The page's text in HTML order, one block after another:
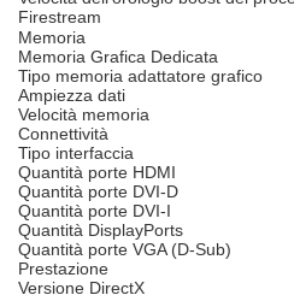
Firestream
Memoria
Memoria Grafica Dedicata
Tipo memoria adattatore grafico
Ampiezza dati
Velocità memoria
Connettività
Tipo interfaccia
Quantità porte HDMI
Quantità porte DVI-D
Quantità porte DVI-I
Quantità DisplayPorts
Quantità porte VGA (D-Sub)
Prestazione
Versione DirectX